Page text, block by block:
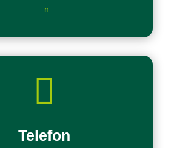
n

Telefon